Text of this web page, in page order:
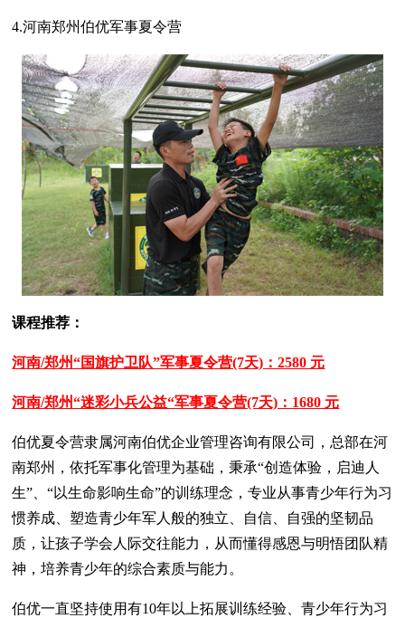
4.河南郑州伯优军事夏令营
课程推荐：
河南/郑州“国旗护卫队”军事夏令营(7天)：2580 元
河南/郑州“迷彩小兵公益“军事夏令营(7天)：1680 元
伯优夏令营隶属河南伯优企业管理咨询有限公司，总部在河
南郑州，依托军事化管理为基础，秉承“创造体验，启迪人
生”、“以生命影响生命”的训练理念，专业从事青少年行为习
惯养成、塑造青少年军人般的独立、自信、自强的坚韧品
质，让孩子学会人际交往能力，从而懂得感恩与明悟团队精
神，培养青少年的综合素质与能力。
伯优一直坚持使用有10年以上拓展训练经验、青少年行为习